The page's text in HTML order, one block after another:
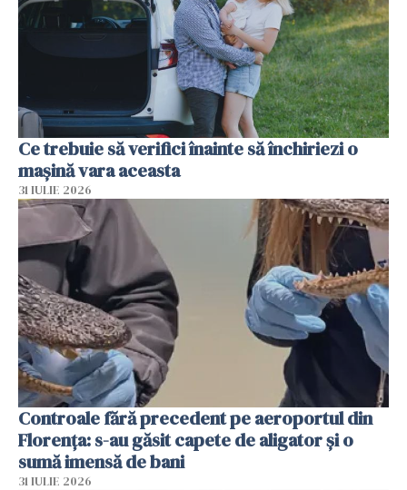
Ce trebuie să verifici înainte să închiriezi o
mașină vara aceasta
31 IULIE 2026
Controale fără precedent pe aeroportul din
Florența: s-au găsit capete de aligator și o
sumă imensă de bani
31 IULIE 2026